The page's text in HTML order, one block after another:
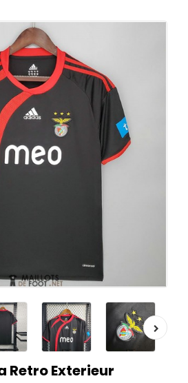
Retro Exterieur